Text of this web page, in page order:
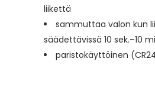
liikettä
sammuttaa valon kun
säädettävissä 10 sek.–10
paristokäyttöinen